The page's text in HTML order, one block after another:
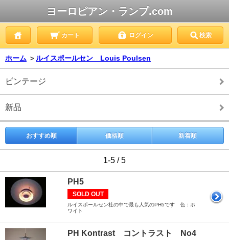
ヨーロピアン・ランプ.com
カート ログイン 検索
ホーム ＞ ルイスポールセン Louis Poulsen
ビンテージ
新品
おすすめ順 価格順 新着順
1-5 / 5
PH5
SOLD OUT
ルイスポールセン社の中で最も人気のPH5です 色：ホ
ワイト
PH Kontrast コントラスト No4